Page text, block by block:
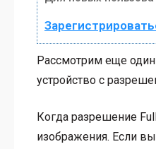
Рассмотрим еще один
устройство с
Когда разрешение
изображения. Если